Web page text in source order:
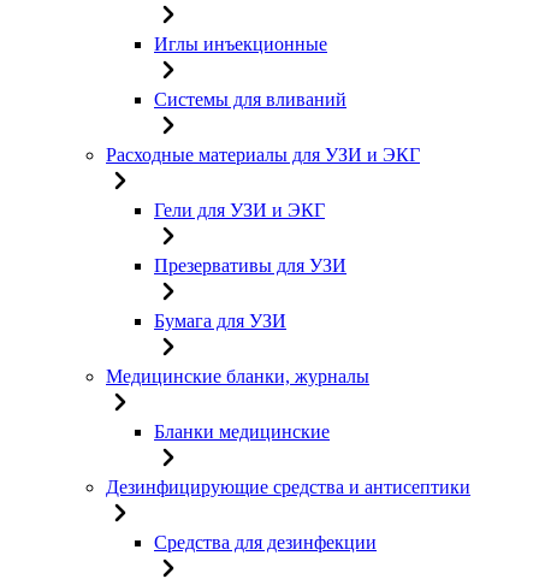
Иглы инъекционные
Системы для вливаний
Расходные материалы для УЗИ и ЭКГ
Гели для УЗИ и ЭКГ
Презервативы для УЗИ
Бумага для УЗИ
Медицинские бланки, журналы
Бланки медицинские
Дезинфицирующие средства и антисептики
Средства для дезинфекции